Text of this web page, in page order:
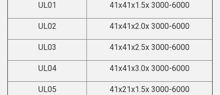
UL01 41x41x1.5x 3000-6000
UL02 41x41x2.0x 3000-6000
UL03 41x41x2.5x 3000-6000
UL04 41x41x3.0x 3000-6000
UL05 41x21x1.5x 3000-6000